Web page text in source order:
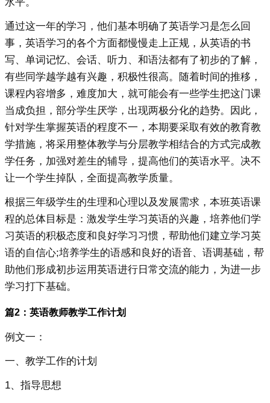
通过这一年的学习，他们基本明确了英语学习是怎么回
事，英语学习的各个方面都慢慢走上正规，从英语的书
写、单词记忆、会话、听力、和语法都有了初步的了解，
有些同学越学越有兴趣，积极性很高。随着时间的推移，
课程内容增多，难度加大，就可能会有一些学生把这门课
当成负担，部分学生厌学，出现两极分化的趋势。因此，
针对学生掌握英语的程度不一，本期要采取有效的教育教
学措施，将采用整体教学与分层教学相结合的方式完成教
学任务，加强对差生的辅导，提高他们的英语水平。决不
让一个学生掉队，全面提高教学质量。
根据三年级学生的生理和心理以及发展需求，本班英语课
程的总体目标是：激发学生学习英语的兴趣，培养他们学
习英语的积极态度和良好学习习惯，帮助他们建立学习英
语的自信心;培养学生的语感和良好的语音、语调基础，帮
助他们形成初步运用英语进行日常交流的能力，为进一步
学习打下基础。
篇2：英语教师教学工作计划
例文一：
一、教学工作的计划
1、指导思想